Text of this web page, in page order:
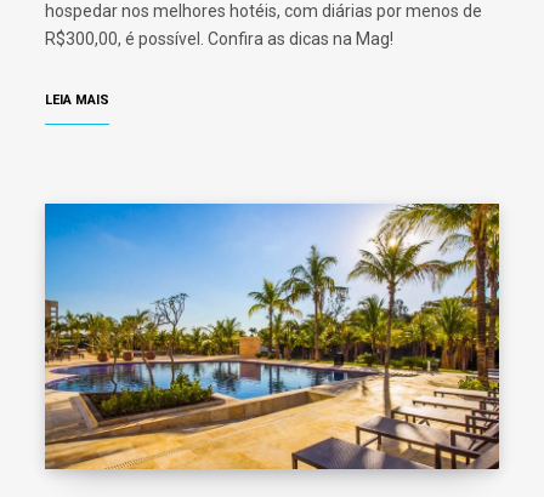
hospedar nos melhores hotéis, com diárias por menos de
R$300,00, é possível. Confira as dicas na Mag!
LEIA MAIS